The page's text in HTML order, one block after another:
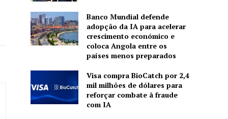
Banco Mundial defende
adopção da IA para acelerar
crescimento económico e
coloca Angola entre os
países menos preparados
Visa compra BioCatch por 2,4
mil milhões de dólares para
reforçar combate à fraude
com IA